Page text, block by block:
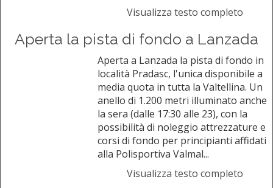
Visualizza testo completo
Aperta la pista di fondo a Lanzada
Aperta a Lanzada la pista di fondo in
località Pradasc, l'unica disponibile a
media quota in tutta la Valtellina. Un
anello di 1.200 metri illuminato anche
la sera (dalle 17:30 alle 23), con la
possibilità di noleggio attrezzature e
corsi di fondo per principianti affidati
alla Polisportiva Valmal...
Visualizza testo completo